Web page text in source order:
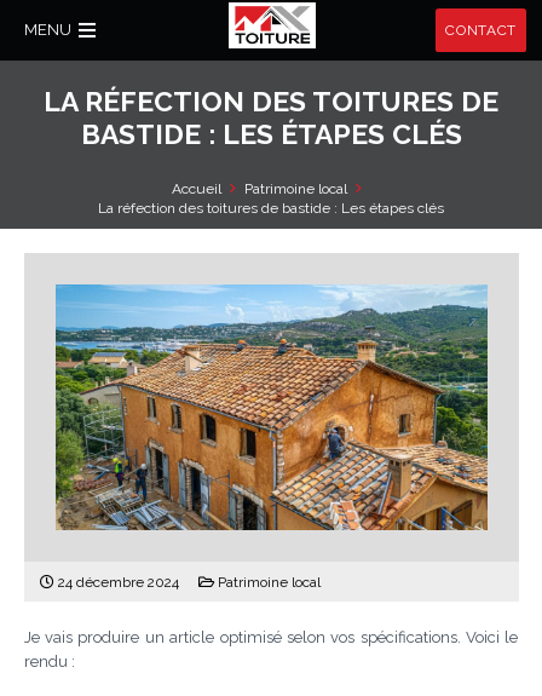
MENU CONTACT
LA RÉFECTION DES TOITURES DE
BASTIDE : LES ÉTAPES CLÉS
Accueil
Patrimoine local
La réfection des toitures de bastide : Les étapes clés
24 décembre 2024 Patrimoine local
Je vais produire un article optimisé selon vos spécifications. Voici le
rendu :